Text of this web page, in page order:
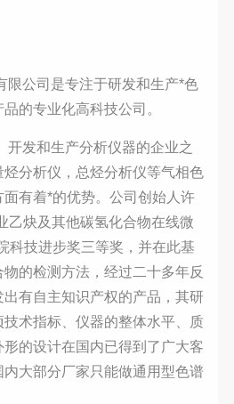
限公司是专注于研发和生产*色
的专业化高科技公司。
开发和生产分析仪器的企业之
分析仪，总烃分析仪等气相色
有着*的优势。公司创始人许
乙炔及其他碳氢化合物在线微
科技进步奖三等奖，并在此基
的检测方法，经过二十多年反
有自主知识产权的产品，其研
术指标、仪器的整体水平、质
的设计在国内已得到了广大客
大部分厂家只能做通用型色谱